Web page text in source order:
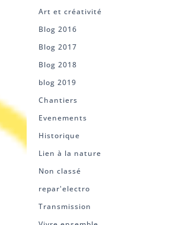
Art et créativité
Blog 2016
Blog 2017
Blog 2018
blog 2019
Chantiers
Evenements
Historique
Lien à la nature
Non classé
repar'electro
Transmission